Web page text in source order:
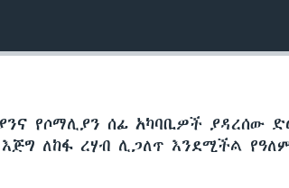
የሶማሊያን ሰፊ አካባቢዎች ያዳረሰው
ለከፋ ረሃብ ሊጋለጥ እንደሚችል